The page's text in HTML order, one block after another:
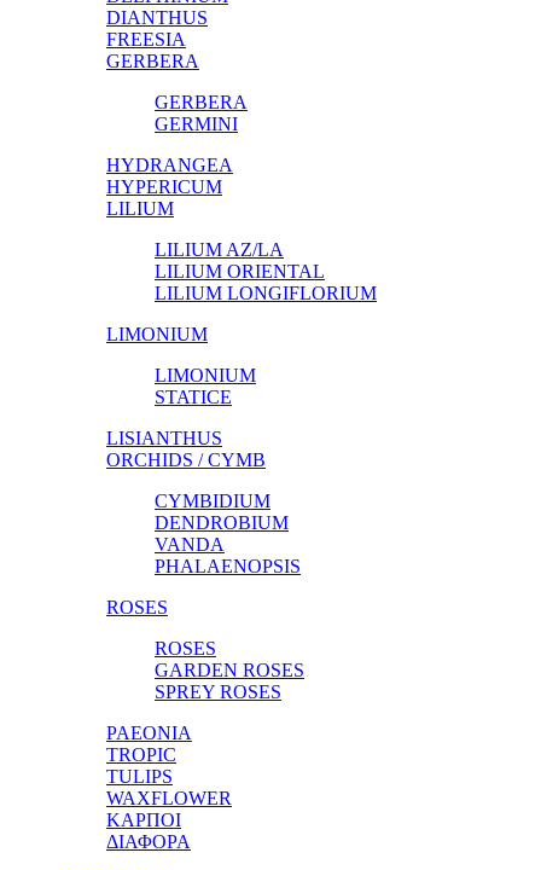
DIANTHUS
FREESIA
GERBERA
GERBERA
GERMINI
HYDRANGEA
HYPERICUM
LILIUM
LILIUM AZ/LA
LILIUM ORIENTAL
LILIUM LONGIFLORIUM
LIMONIUM
LIMONIUM
STATICE
LISIANTHUS
ORCHIDS / CYMB
CYMBIDIUM
DENDROBIUM
VANDA
PHALAENOPSIS
ROSES
ROSES
GARDEN ROSES
SPREY ROSES
PAEONIA
TROPIC
TULIPS
WAXFLOWER
ΚΑΡΠΟΙ
ΔΙΑΦΟΡΑ